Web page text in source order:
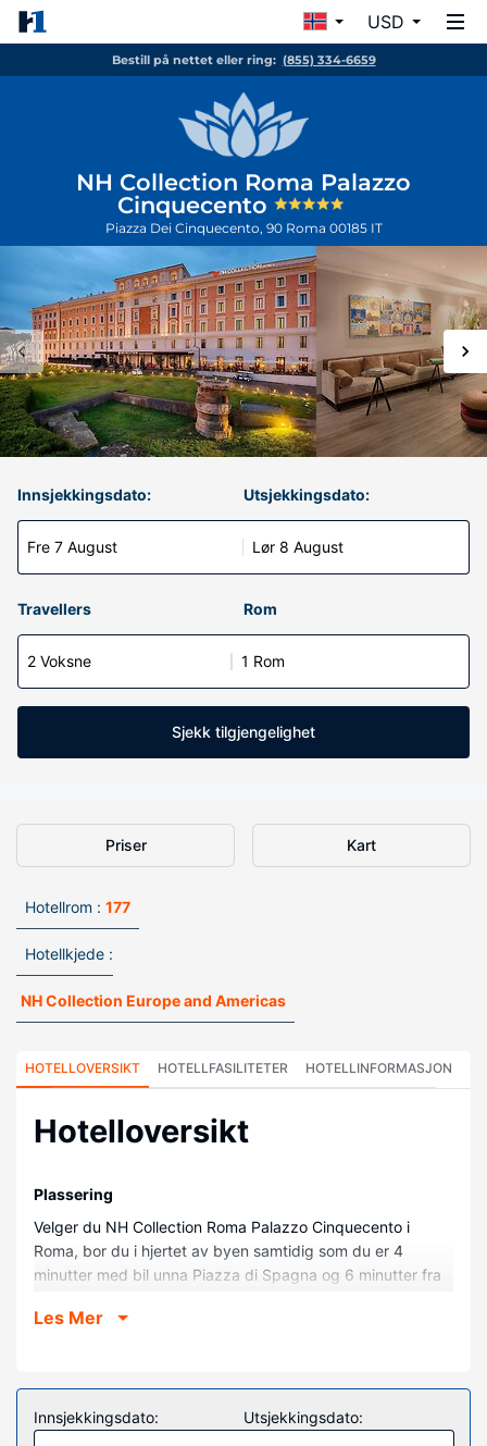
USD
Bestill på nettet eller ring: (855) 334-6659
NH Collection Roma Palazzo
Cinquecento
Piazza Dei Cinquecento, 90 Roma 00185 IT
Innsjekkingsdato:
Fre 7 August
Utsjekkingsdato:
Lør 8 August
Travellers Rom
2 Voksne 1 Rom
Sjekk tilgjengelighet
Priser Kart
Hotellrom : 177
Hotellkjede :
NH Collection Europe and Americas
HOTELLOVERSIKT HOTELLFASILITETER HOTELLINFORMASJON
Hotelloversikt
Plassering
Velger du NH Collection Roma Palazzo Cinquecento i
Roma, bor du i hjertet av byen samtidig som du er 4
minutter med bil unna Piazza di Spagna og 6 minutter fra
(4,3 km) unna Circus Maximus og 3 mi (4,8 km) unna Villa
Føl deg som hjemme i et av de 177 gjesterommene, som
har minibar og Flatskjerm-TV. Du kan holde deg oppdatert
Les Mer
Innsjekkingsdato: Utsjekkingsdato: